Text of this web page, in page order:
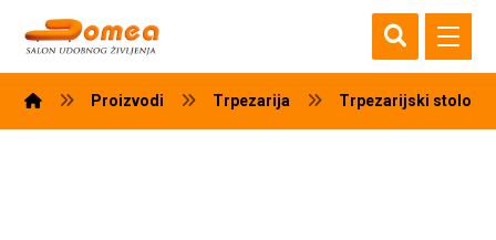
Proizvodi Trpezarija Trpezarijski stolovi